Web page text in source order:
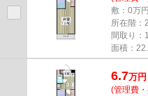
敷：0万
所在階：
間取り：
面積：
6.7万円
(管理費